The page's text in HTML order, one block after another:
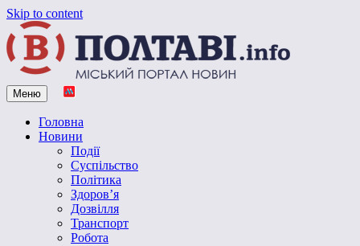
Skip to content
Vpoltave.info
Полтавський портал новин
Меню
Головна
Новини
Події
Суспільство
Політика
Здоров’я
Дозвілля
Транспорт
Робота